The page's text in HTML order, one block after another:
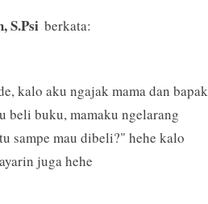
S.Psi berkata:
kalo aku ngajak mama dan bapak
beli buku, mamaku ngelarang
sampe mau dibeli?" hehe kalo
juga hehe